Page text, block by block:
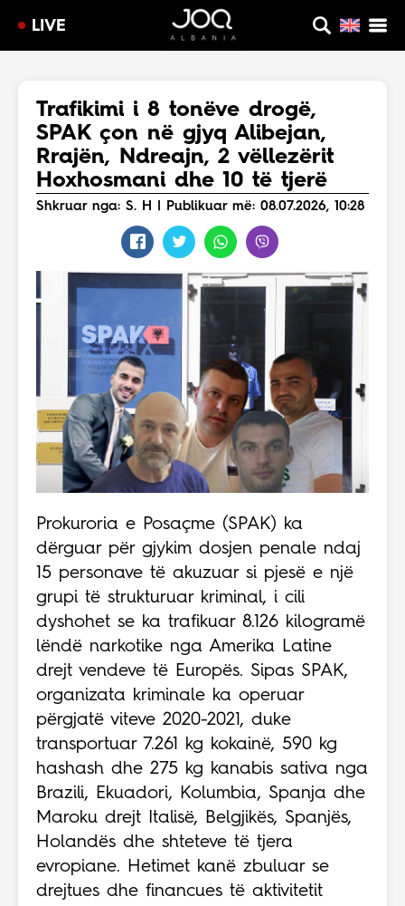
LIVE
Trafikimi i 8 tonëve drogë,
SPAK çon në gjyq Alibejan,
Rrajën, Ndreajn, 2 vëllezërit
Hoxhosmani dhe 10 të tjerë
Shkruar nga: S. H | Publikuar më: 08.07.2026, 10:28
Prokuroria e Posaçme (SPAK) ka
dërguar për gjykim dosjen penale ndaj
15 personave të akuzuar si pjesë e një
grupi të strukturuar kriminal, i cili
dyshohet se ka trafikuar 8.126 kilogramë
lëndë narkotike nga Amerika Latine
drejt vendeve të Europës. Sipas SPAK,
organizata kriminale ka operuar
përgjatë viteve 2020-2021, duke
transportuar 7.261 kg kokainë, 590 kg
hashash dhe 275 kg kanabis sativa nga
Brazili, Ekuadori, Kolumbia, Spanja dhe
Maroku drejt Italisë, Belgjikës, Spanjës,
Holandës dhe shteteve të tjera
evropiane. Hetimet kanë zbuluar se
drejtues dhe financues të aktivitetit